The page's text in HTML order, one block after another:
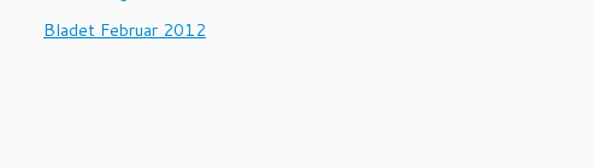
Bladet Februar 2012